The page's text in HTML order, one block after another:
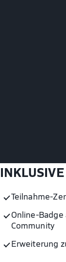
Teilnahme-
Online-
Community
Erweiterung